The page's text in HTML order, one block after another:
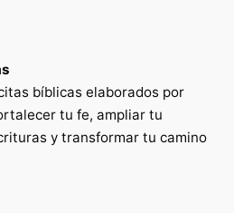
bíblicas elaborados por
tu fe, ampliar tu
y transformar tu camino